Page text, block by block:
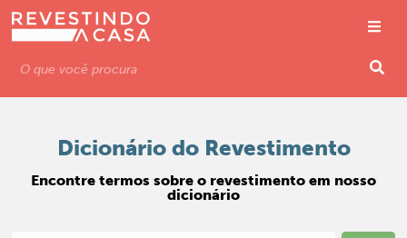
Dicionário do Revestimento
Encontre termos sobre o revestimento em nosso
dicionário